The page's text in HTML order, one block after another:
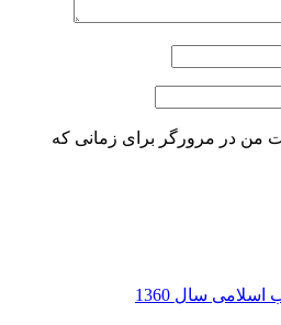
من در مرورگر برای زمانی که